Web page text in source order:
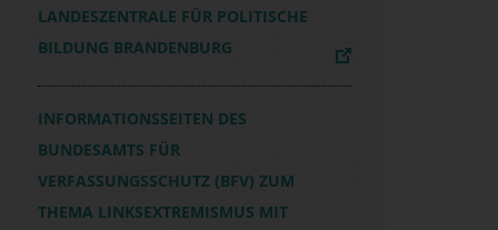
LANDESZENTRALE FÜR POLITISCHE
BILDUNG BRANDENBURG
INFORMATIONSSEITEN DES
BUNDESAMTS FÜR
VERFASSUNGSSCHUTZ (BFV) ZUM
THEMA LINKSEXTREMISMUS MIT